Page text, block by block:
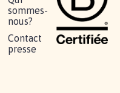
sommes-
nous?
Contact
presse